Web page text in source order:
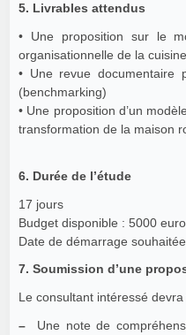
5. Livrables attendus
• Une proposition sur le
organisationnelle de la
• Une revue documentaire
(benchmarking)
• Une proposition d’un
transformation de la maison
6. Durée de l’étude
17 jours
Budget disponible : 5000
Date de démarrage
7. Soumission d’une
Le consultant intéressé
– Une note de